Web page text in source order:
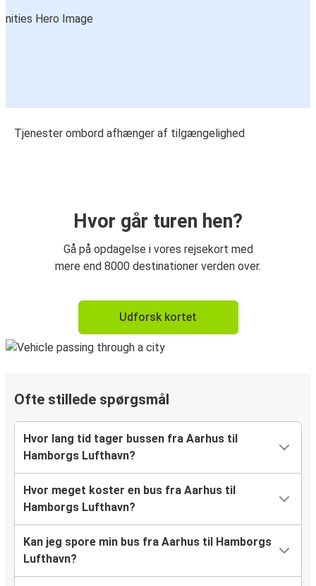
Tjenester ombord afhænger af tilgængelighed
Hvor går turen hen?
Gå på opdagelse i vores rejsekort med
mere end 8000 destinationer verden over.
Udforsk kortet
Ofte stillede spørgsmål
Hvor lang tid tager bussen fra Aarhus til
Hamborgs Lufthavn?
Hvor meget koster en bus fra Aarhus til
Hamborgs Lufthavn?
Kan jeg spore min bus fra Aarhus til Hamborgs
Lufthavn?